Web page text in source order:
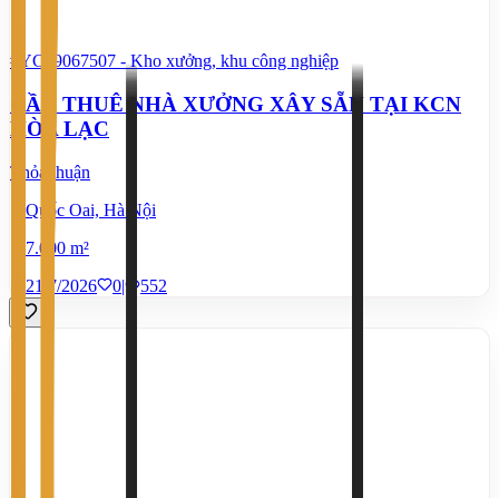
#YC89067507 - Kho xưởng, khu công nghiệp
CẦN THUÊ NHÀ XƯỞNG XÂY SẴN TẠI KCN
HÒA LẠC
Thỏa thuận
Quốc Oai, Hà Nội
7.000 m²
21/7/2026
0| 552